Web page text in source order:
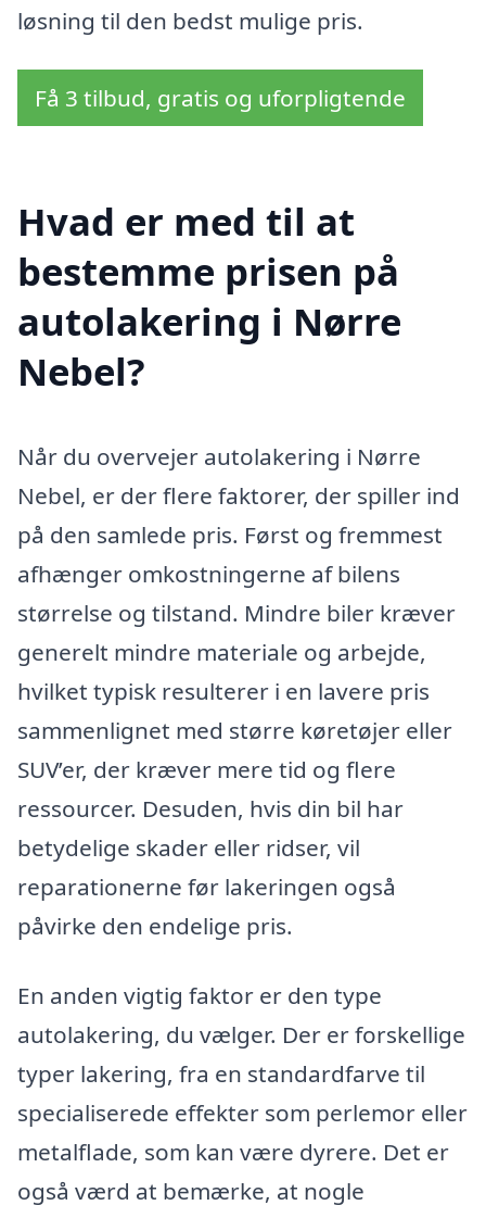
løsning til den bedst mulige pris.
Få 3 tilbud, gratis og uforpligtende
Hvad er med til at
bestemme prisen på
autolakering i Nørre
Nebel?
Når du overvejer autolakering i Nørre
Nebel, er der flere faktorer, der spiller ind
på den samlede pris. Først og fremmest
afhænger omkostningerne af bilens
størrelse og tilstand. Mindre biler kræver
generelt mindre materiale og arbejde,
hvilket typisk resulterer i en lavere pris
sammenlignet med større køretøjer eller
SUV’er, der kræver mere tid og flere
ressourcer. Desuden, hvis din bil har
betydelige skader eller ridser, vil
reparationerne før lakeringen også
påvirke den endelige pris.
En anden vigtig faktor er den type
autolakering, du vælger. Der er forskellige
typer lakering, fra en standardfarve til
specialiserede effekter som perlemor eller
metalflade, som kan være dyrere. Det er
også værd at bemærke, at nogle